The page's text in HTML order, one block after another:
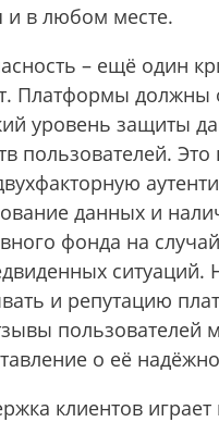
и в любом месте.
– ещё один
Платформы должны
уровень защиты
пользователей.
данных и
фонда на случай
ситуаций.
и репутацию
пользователей
о её
клиентов играет